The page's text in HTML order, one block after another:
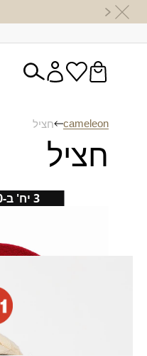
cameleon חציל
חציל
3 יח' ב-100 ש"ח